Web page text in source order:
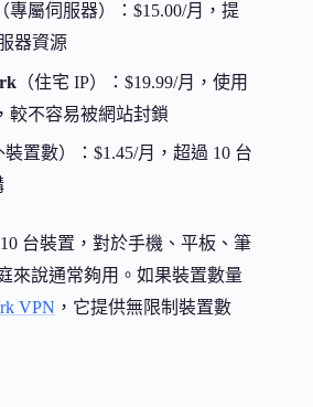
（專屬伺服器）：$15.00/月，提
器資源
（住宅 IP）：$19.99/月，使用
較不容易被網站封鎖
裝置數）：$1.45/月，超過 10 台
台裝置，對於手機、平板、筆
來說通常夠用。如果裝置數量
VPN ，它提供無限制裝置數